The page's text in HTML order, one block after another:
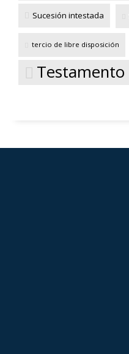
Sucesión intestada
tercio de libre disposición
Testamento